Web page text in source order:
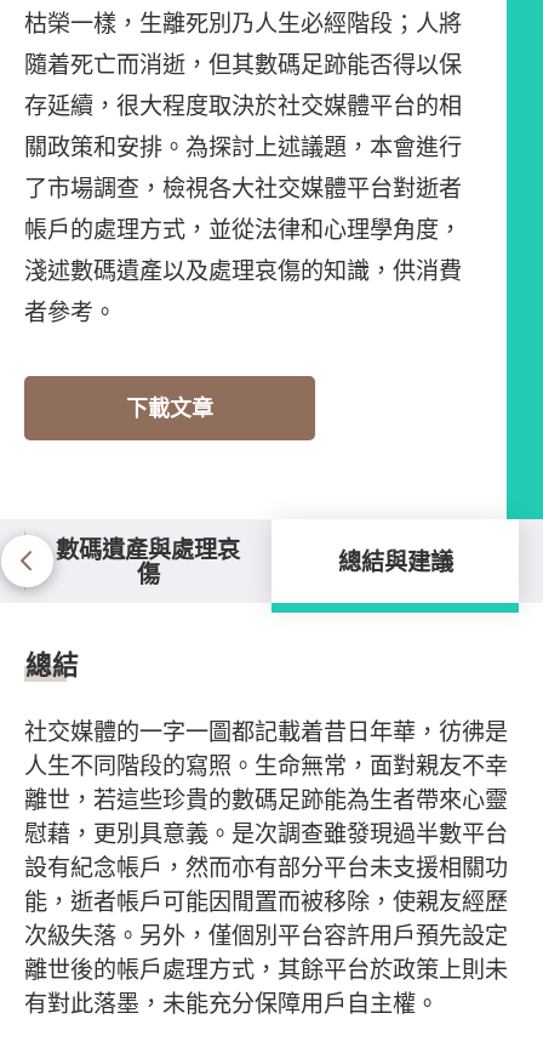
枯榮一樣，生離死別乃人生必經階段；人將
隨着死亡而消逝，但其數碼足跡能否得以保
存延續，很大程度取決於社交媒體平台的相
關政策和安排。為探討上述議題，本會進行
了市場調查，檢視各大社交媒體平台對逝者
帳戶的處理方式，並從法律和心理學角度，
淺述數碼遺產以及處理哀傷的知識，供消費
者參考。
下載文章
數碼遺產與處理哀
傷 總結與建議
總結
社交媒體的一字一圖都記載着昔日年華，彷彿是
人生不同階段的寫照。生命無常，面對親友不幸
離世，若這些珍貴的數碼足跡能為生者帶來心靈
慰藉，更別具意義。是次調查雖發現過半數平台
設有紀念帳戶，然而亦有部分平台未支援相關功
能，逝者帳戶可能因閒置而被移除，使親友經歷
次級失落。另外，僅個別平台容許用戶預先設定
離世後的帳戶處理方式，其餘平台於政策上則未
有對此落墨，未能充分保障用戶自主權。